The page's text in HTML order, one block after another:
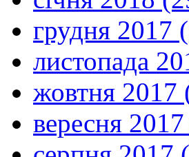
грудня 2017
листопада
жовтня 2017
вересня